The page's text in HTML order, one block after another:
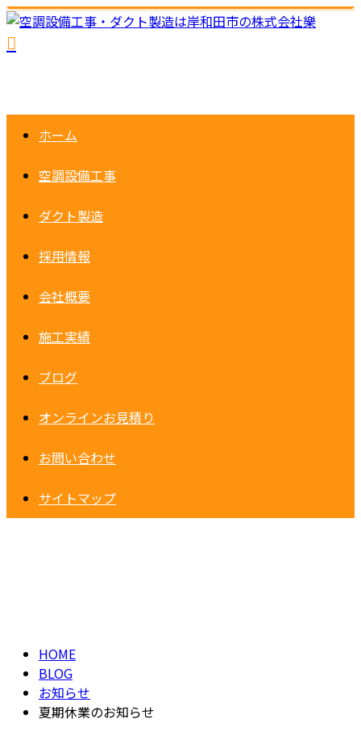
ホーム
空調設備工事
ダクト製造
採用情報
会社概要
施工実績
ブログ
オンラインお見積り
お問い合わせ
サイトマップ
HOME
BLOG
お知らせ
夏期休業のお知らせ